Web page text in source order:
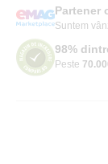
Partener
Suntem
98%
Peste